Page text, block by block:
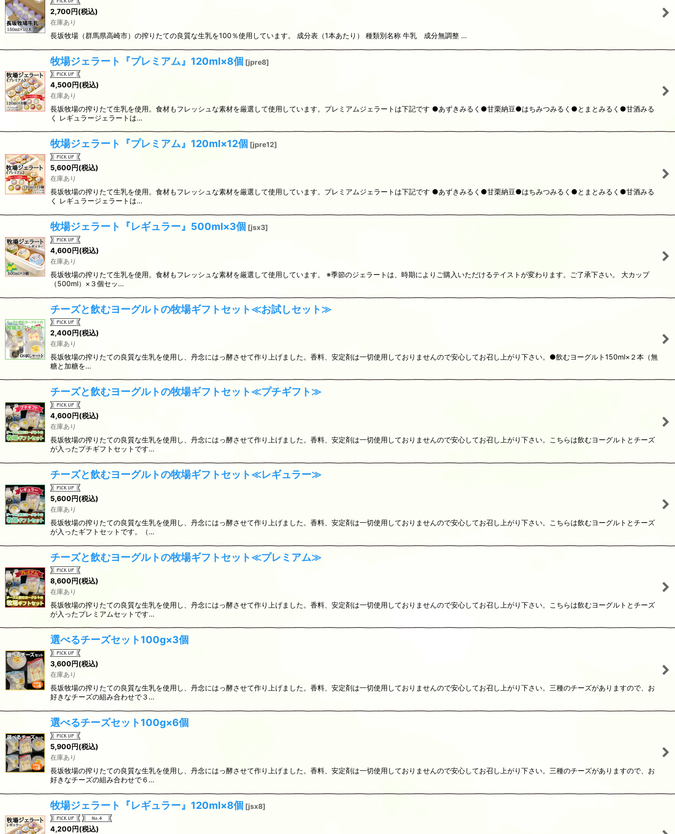
2,700円(税込)
在庫あり
長坂牧場（群馬県高崎市）の搾りたての良質な生乳を100％使用しています。 成分表（1本あたり） 種類別名称 牛乳 成分無調整 …
牧場ジェラート『プレミアム』120ml×8個 [jpre8]
4,500円(税込)
在庫あり
長坂牧場の搾りたて生乳を使用。食材もフレッシュな素材を厳選して使用しています。プレミアムジェラートは下記です ●あずきみるく●甘栗納豆●はちみつみるく●とまとみるく●甘酒みる
く レギュラージェラートは…
牧場ジェラート『プレミアム』120ml×12個 [jpre12]
5,600円(税込)
在庫あり
長坂牧場の搾りたて生乳を使用。食材もフレッシュな素材を厳選して使用しています。プレミアムジェラートは下記です ●あずきみるく●甘栗納豆●はちみつみるく●とまとみるく●甘酒みる
く レギュラージェラートは…
牧場ジェラート『レギュラー』500ml×3個 [jsx3]
4,600円(税込)
在庫あり
長坂牧場の搾りたて生乳を使用。食材もフレッシュな素材を厳選して使用しています。 ※季節のジェラートは、時期によりご購入いただけるテイストが変わります。ご了承下さい。 大カップ
（500ml）×３個セッ…
チーズと飲むヨーグルトの牧場ギフトセット≪お試しセット≫
2,400 円(税込)
在庫あり
長坂牧場の搾りたての良質な生乳を使用し、丹念にはっ酵させて作り上げました。香料、安定剤は一切使用しておりませんので安心してお召し上がり下さい。●飲むヨーグルト150ml×２本（無
糖と加糖を…
チーズと飲むヨーグルトの牧場ギフトセット≪プチギフト≫
4,600円(税込)
在庫あり
長坂牧場の搾りたての良質な生乳を使用し、丹念にはっ酵させて作り上げました。香料、安定剤は一切使用しておりませんので安心してお召し上がり下さい。こちらは飲むヨーグルトとチーズ
が入ったプチギフトセットです…
チーズと飲むヨーグルトの牧場ギフトセット≪レギュラー≫
5,600円(税込)
在庫あり
長坂牧場の搾りたての良質な生乳を使用し、丹念にはっ酵させて作り上げました。香料、安定剤は一切使用しておりませんので安心してお召し上がり下さい。こちらは飲むヨーグルトとチーズ
が入ったギフトセットです。（…
チーズと飲むヨーグルトの牧場ギフトセット≪プレミアム≫
8,600 円(税込)
在庫あり
長坂牧場の搾りたての良質な生乳を使用し、丹念にはっ酵させて作り上げました。香料、安定剤は一切使用しておりませんので安心してお召し上がり下さい。こちらは飲むヨーグルトとチーズ
が入ったプレミアムセットです…
選べるチーズセット100g×3個
3,600円(税込)
在庫あり
長坂牧場の搾りたての良質な生乳を使用し、丹念にはっ酵させて作り上げました。香料、安定剤は一切使用しておりませんので安心してお召し上がり下さい。三種のチーズがありますので、お
好きなチーズの組み合わせで３…
選べるチーズセット100g×6個
5,900円(税込)
在庫あり
長坂牧場の搾りたての良質な生乳を使用し、丹念にはっ酵させて作り上げました。香料、安定剤は一切使用しておりませんので安心してお召し上がり下さい。三種のチーズがありますので、お
好きなチーズの組み合わせで６…
牧場ジェラート『レギュラー』120ml×8個 [jsx8]
4,200 円(税込)